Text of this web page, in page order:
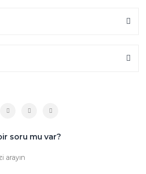
soru mu var?
arayın